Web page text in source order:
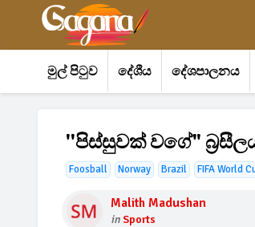
මුල් පිටුව දේශීය දේශපාලනය
''පිස්සුවක් වගේ"
Foosball Norway Brazil FIFA World
Malith Madushan
inSports